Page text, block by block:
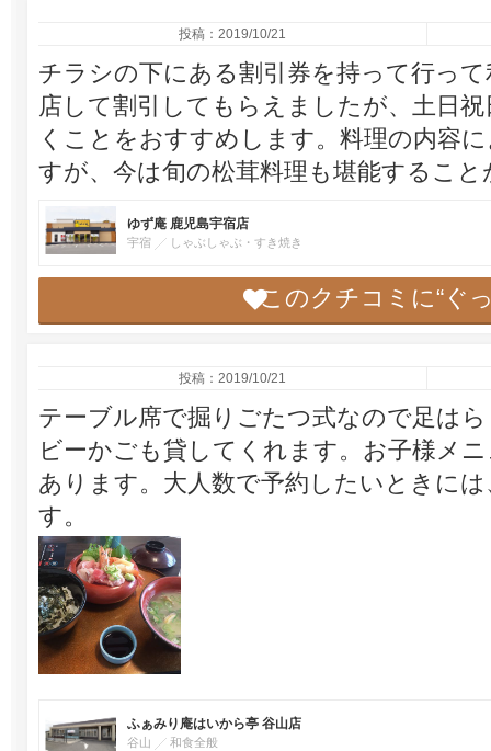
投稿：2019/10/21
チラシの下にある割引券を持って行っ
店して割引してもらえましたが、土日
くことをおすすめします。料理の内容
すが、今は旬の松茸料理も堪能するこ
ゆず庵 鹿児島宇宿店
宇宿 しゃぶしゃぶ・すき焼き
このクチコミに“ぐ
投稿：2019/10/21
テーブル席で掘りごたつ式なので足は
ビーかごも貸してくれます。お子様メ
あります。大人数で予約したいときに
す。
ふぁみり庵はいから亭 谷山店
谷山 和食全般